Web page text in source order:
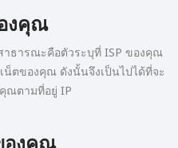
งคุณ
าธารณะคือตัวระบุที่ ISP ของคุณ
น็ตของคุณ ดังนั้นจึงเป็นไปได้ที่จะ
ณตามที่อยู่ IP